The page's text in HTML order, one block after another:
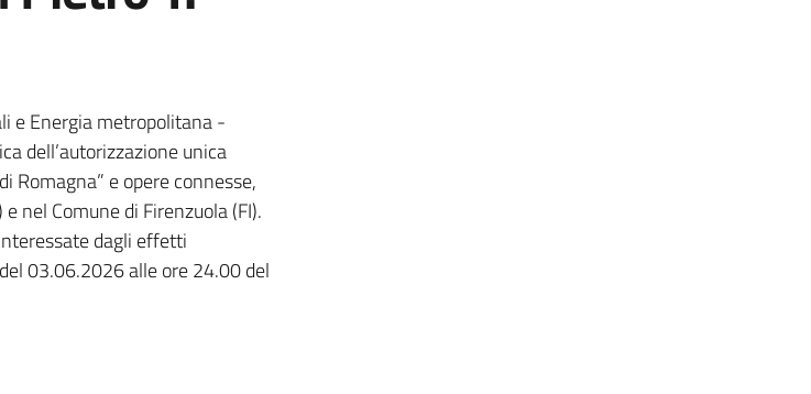
e Energia metropolitana -
dell’autorizzazione unica
Romagna” e opere connesse,
nel Comune di Firenzuola (FI).
dagli effetti
03.06.2026 alle ore 24.00 del